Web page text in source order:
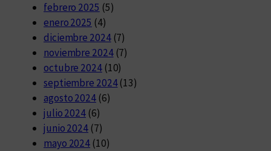
febrero 2025 (5)
enero 2025 (4)
diciembre 2024(7)
noviembre 2024(7)
octubre 2024(10)
septiembre 2024(13)
agosto 2024(6)
julio 2024 (6)
junio 2024 (7)
mayo 2024 (10)